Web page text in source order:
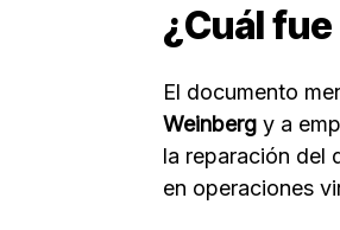
¿Cuál
El documento
Weinberg y a
la reparación del
en operaciones